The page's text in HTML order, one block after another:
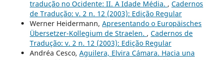
tradução no Ocidente: II. A Idade Média. , Cadernos
de Tradução: v. 2 n. 12 (2003): Edição Regular
Werner Heidermann, Apresentando o Europäisches
Übersetzer-Kollegium de Straelen. , Cadernos de
Tradução: v. 2 n. 12 (2003): Edição Regular
Andréa Cesco, Aguilera, Elvira Cámara. Hacia una